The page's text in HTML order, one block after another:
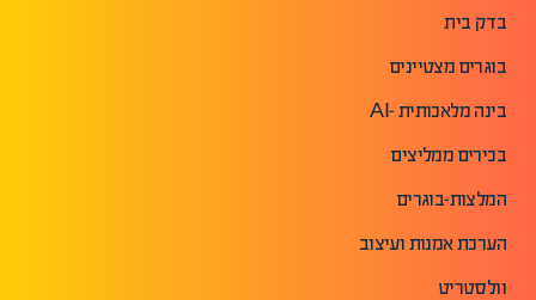
בדק בית
בוגרים מצטיינים
בינה מלאכותית -AI
בכירים ממליצים
המלצות-בוגרים
הערכת אמנות ועיצוב
וולסטריט